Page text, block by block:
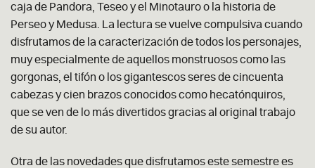
caja de Pandora, Teseo y el Minotauro o la historia de
Perseo y Medusa. La lectura se vuelve compulsiva cuando
disfrutamos de la caracterización de todos los personajes,
muy especialmente de aquellos monstruosos como las
gorgonas, el tifón o los gigantescos seres de cincuenta
cabezas y cien brazos conocidos como hecatónquiros,
que se ven de lo más divertidos gracias al original trabajo
de su autor.
Otra de las novedades que disfrutamos este semestre es